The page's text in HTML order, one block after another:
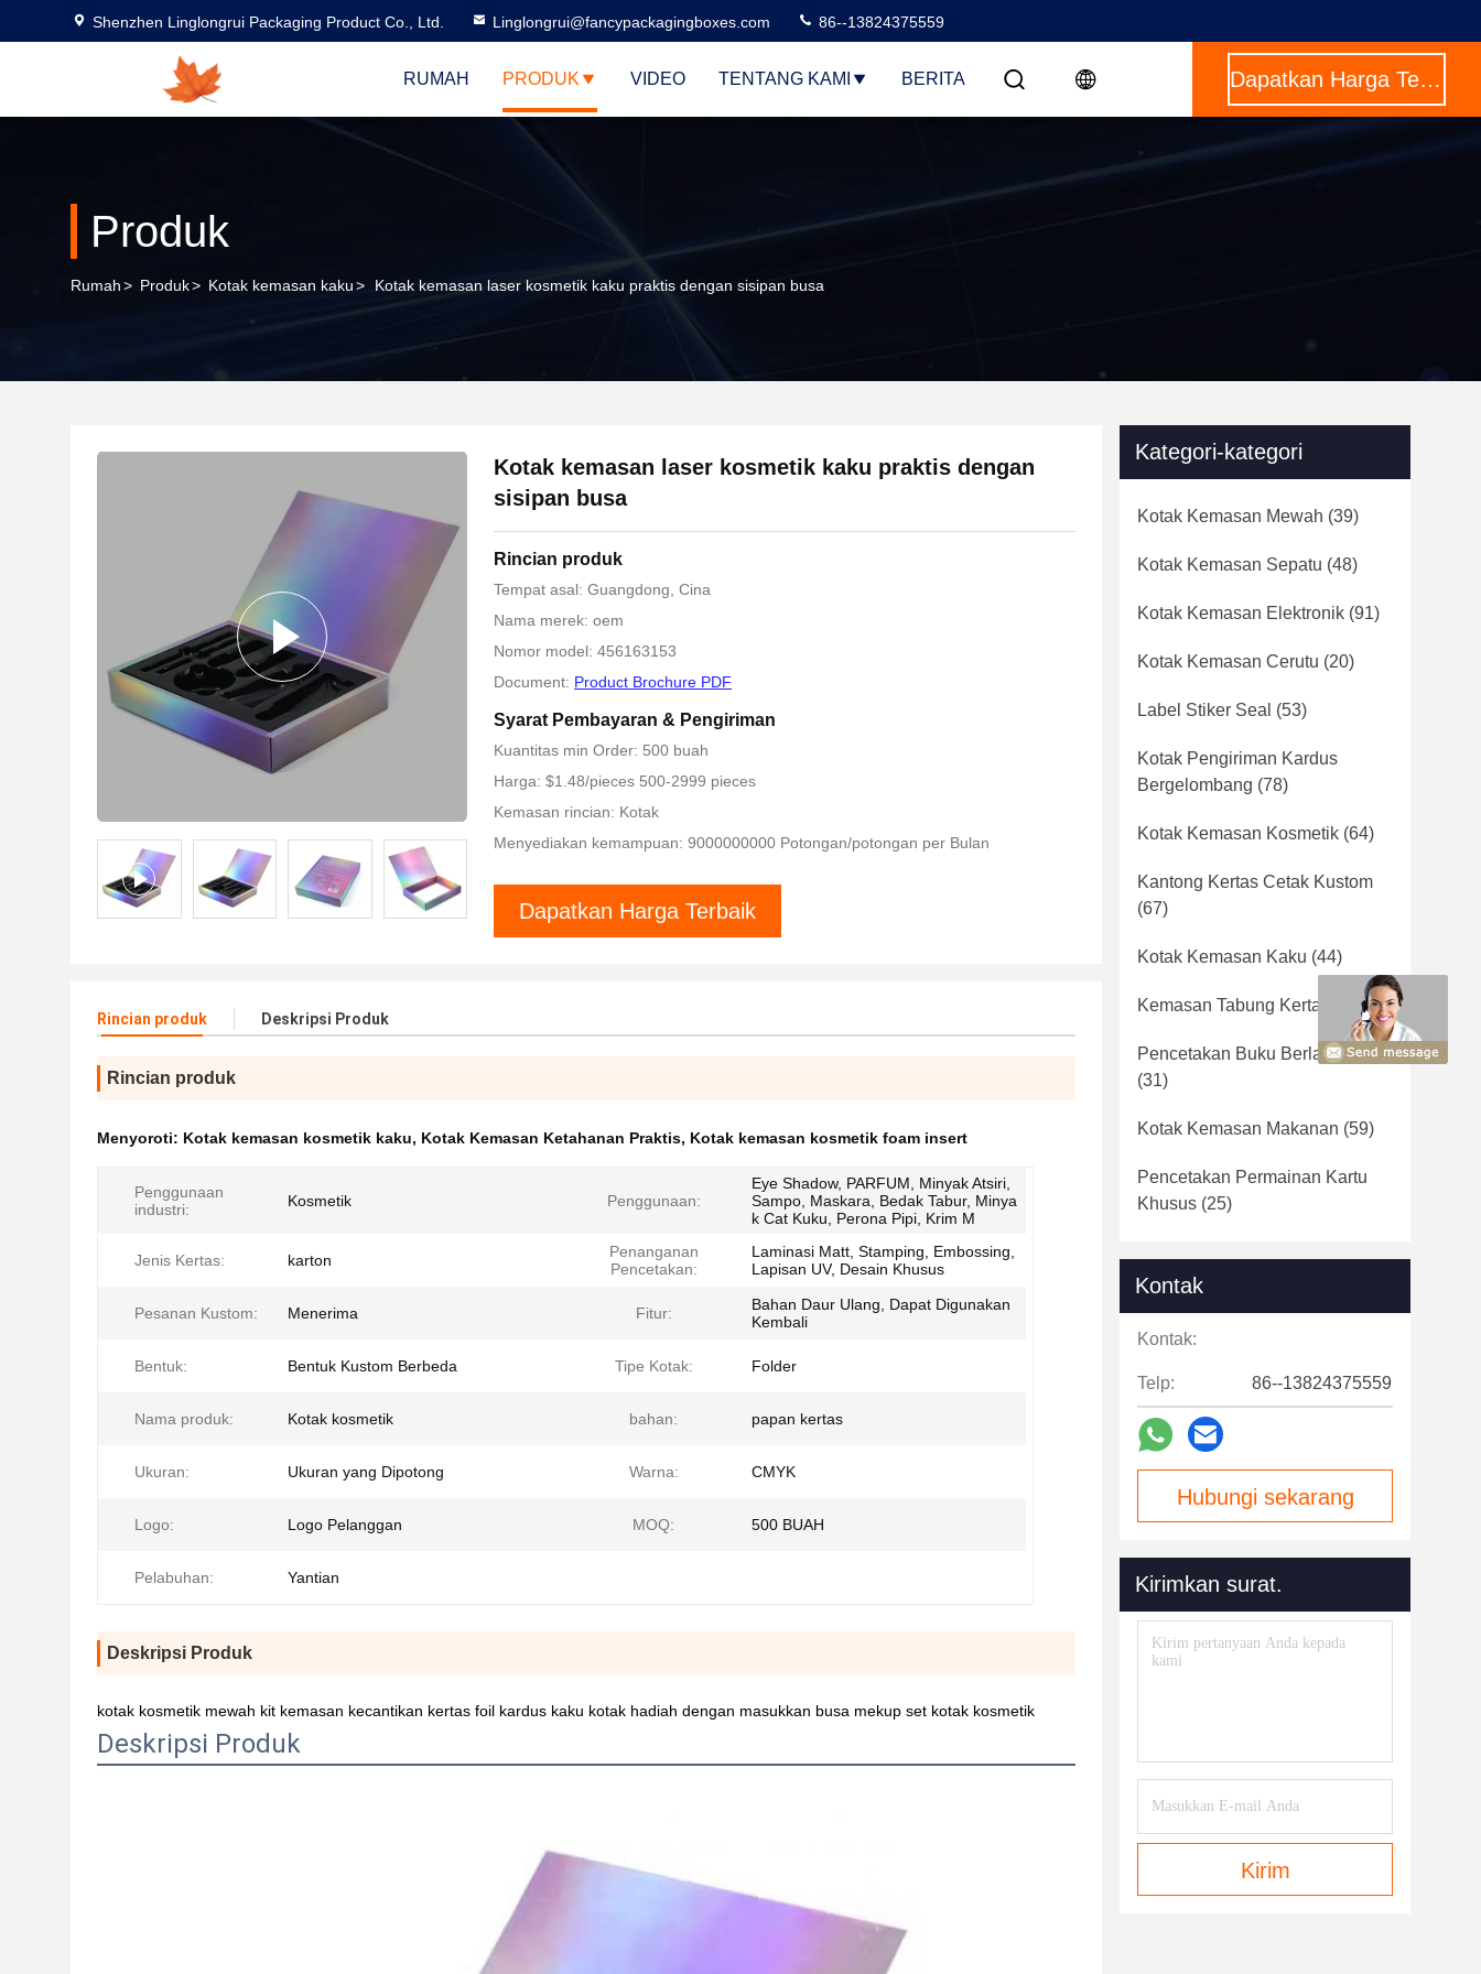
Shenzhen Linglongrui Packaging Product Co., Ltd. Linglongrui@fancypackagingboxes.com 86--13824375559
RUMAH PRODUK VIDEO TENTANG KAMI BERITA Dapatkan Harga Terbaik
Produk
Rumah> Produk> Kotak kemasan kaku> Kotak kemasan laser kosmetik kaku praktis dengan sisipan busa
Kotak kemasan laser kosmetik kaku praktis dengan
sisipan busa
Rincian produk
Tempat asal: Guangdong, Cina
Nama merek: oem
Nomor model: 456163153
Document: Product Brochure PDF
Syarat Pembayaran & Pengiriman
Kuantitas min Order: 500 buah
Harga: $1.48/pieces 500-2999 pieces
Kemasan rincian: Kotak
Menyediakan kemampuan: 9000000000 Potongan/potongan per Bulan
Dapatkan Harga Terbaik
Rincian produk Deskripsi Produk
Rincian produk
Menyoroti: Kotak kemasan kosmetik kaku, Kotak Kemasan Ketahanan Praktis, Kotak kemasan kosmetik foam insert
Penggunaan
industri:
Kosmetik Penggunaan:
Eye Shadow, PARFUM, Minyak Atsiri,
Sampo, Maskara, Bedak Tabur, Minya
k Cat Kuku, Perona Pipi, Krim M
Jenis Kertas: karton
Penanganan
Pencetakan:
Laminasi Matt, Stamping, Embossing,
Lapisan UV, Desain Khusus
Pesanan Kustom: Menerima Fitur:
Bahan Daur Ulang, Dapat Digunakan
Kembali
Bentuk: Bentuk Kustom Berbeda Tipe Kotak: Folder
Nama produk: Kotak kosmetik bahan: papan kertas
Ukuran: Ukuran yang Dipotong Warna: CMYK
Logo: Logo Pelanggan MOQ: 500 BUAH
Pelabuhan: Yantian
Deskripsi Produk
kotak kosmetik mewah kit kemasan kecantikan kertas foil kardus kaku kotak hadiah dengan masukkan busa mekup set kotak kosmetik
Deskripsi Produk
Kategori-kategori
Kotak Kemasan Mewah (39)
Kotak Kemasan Sepatu (48)
Kotak Kemasan Elektronik (91)
Kotak Kemasan Cerutu (20)
Label Stiker Seal (53)
Kotak Pengiriman Kardus
Bergelombang (78)
Kotak Kemasan Kosmetik (64)
Kantong Kertas Cetak Kustom
(67)
Kotak Kemasan Kaku (44)
Kemasan Tabung Kertas (36)
Pencetakan Buku Berlapis Karat
(31)
Kotak Kemasan Makanan (59)
Pencetakan Permainan Kartu
Khusus (25)
Kontak
Kontak:
Telp: 86--13824375559
Hubungi sekarang
Kirimkan surat.
Kirim